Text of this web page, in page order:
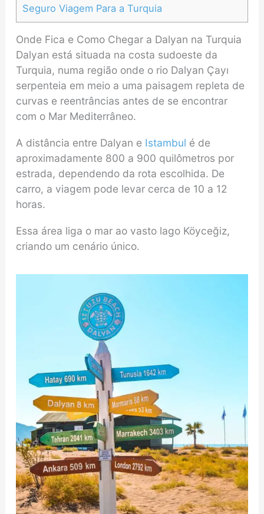
Seguro Viagem Para a Turquia
Onde Fica e Como Chegar a Dalyan na Turquia
Dalyan está situada na costa sudoeste da
Turquia, numa região onde o rio Dalyan Çayı
serpenteia em meio a uma paisagem repleta de
curvas e reentrâncias antes de se encontrar
com o Mar Mediterrâneo.
A distância entre Dalyan e Istambul é de
aproximadamente 800 a 900 quilômetros por
estrada, dependendo da rota escolhida. De
carro, a viagem pode levar cerca de 10 a 12
horas.
Essa área liga o mar ao vasto lago Köyceğiz,
criando um cenário único.